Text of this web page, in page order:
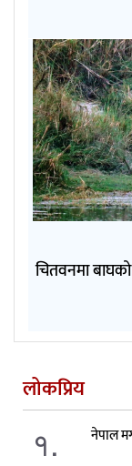
चितवनमा बाघको
लोकप्रिय
१. नेपाल